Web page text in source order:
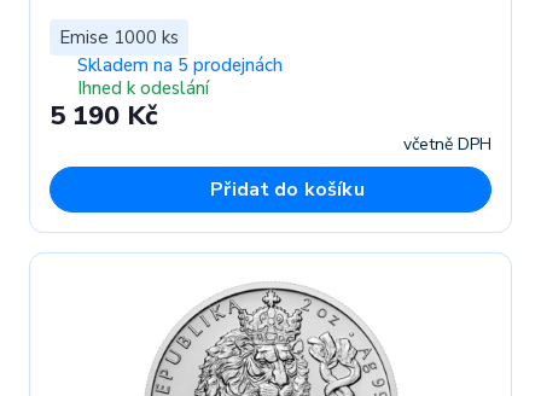
Emise 1000 ks
Skladem na 5 prodejnách
Ihned k odeslání
5 190 Kč
včetně DPH
Přidat do košíku